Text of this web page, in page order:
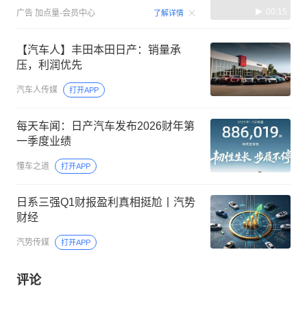
广告 加点量-会员中心 了解详情 00:15
【汽车人】丰田本田日产：销量承
压，利润优先
汽车人传媒 打开APP
每天车闻：日产汽车发布2026财年第
一季度业绩
懂车之道 打开APP
日系三强Q1财报盈利真相挺尬丨汽势
财经
汽势传媒 打开APP
评论